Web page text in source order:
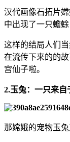
汉代画像石拓片
中出现了一只蟾蜍
这样的结局人们
在流传下来的的
宫仙子啦。
2.玉兔：一只来自
那嫦娥的宠物玉